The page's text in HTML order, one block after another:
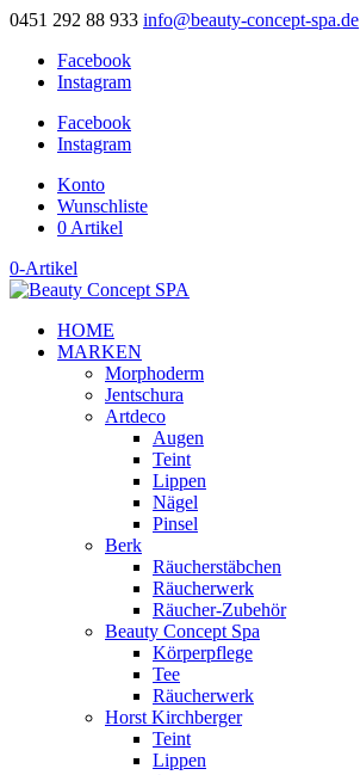
0451 292 88 933 info@beauty-concept-spa.de
Facebook
Instagram
Facebook
Instagram
Konto
Wunschliste
0 Artikel
0-Artikel
HOME
MARKEN
Morphoderm
Jentschura
Artdeco
Augen
Teint
Lippen
Nägel
Pinsel
Berk
Räucherstäbchen
Räucherwerk
Räucher-Zubehör
Beauty Concept Spa
Körperpflege
Tee
Räucherwerk
Horst Kirchberger
Teint
Lippen